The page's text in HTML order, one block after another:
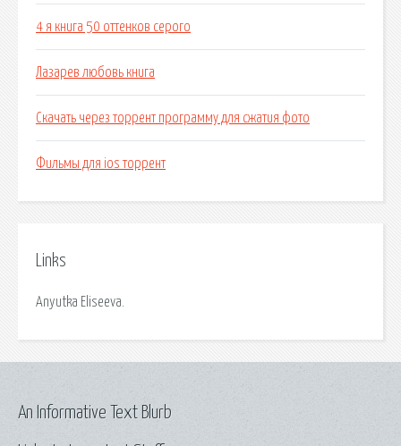
4 я книга 50 оттенков серого
Лазарев любовь книга
Скачать через торрент программу для сжатия фото
Фильмы для ios торрент
Links
Anyutka Eliseeva.
An Informative Text Blurb